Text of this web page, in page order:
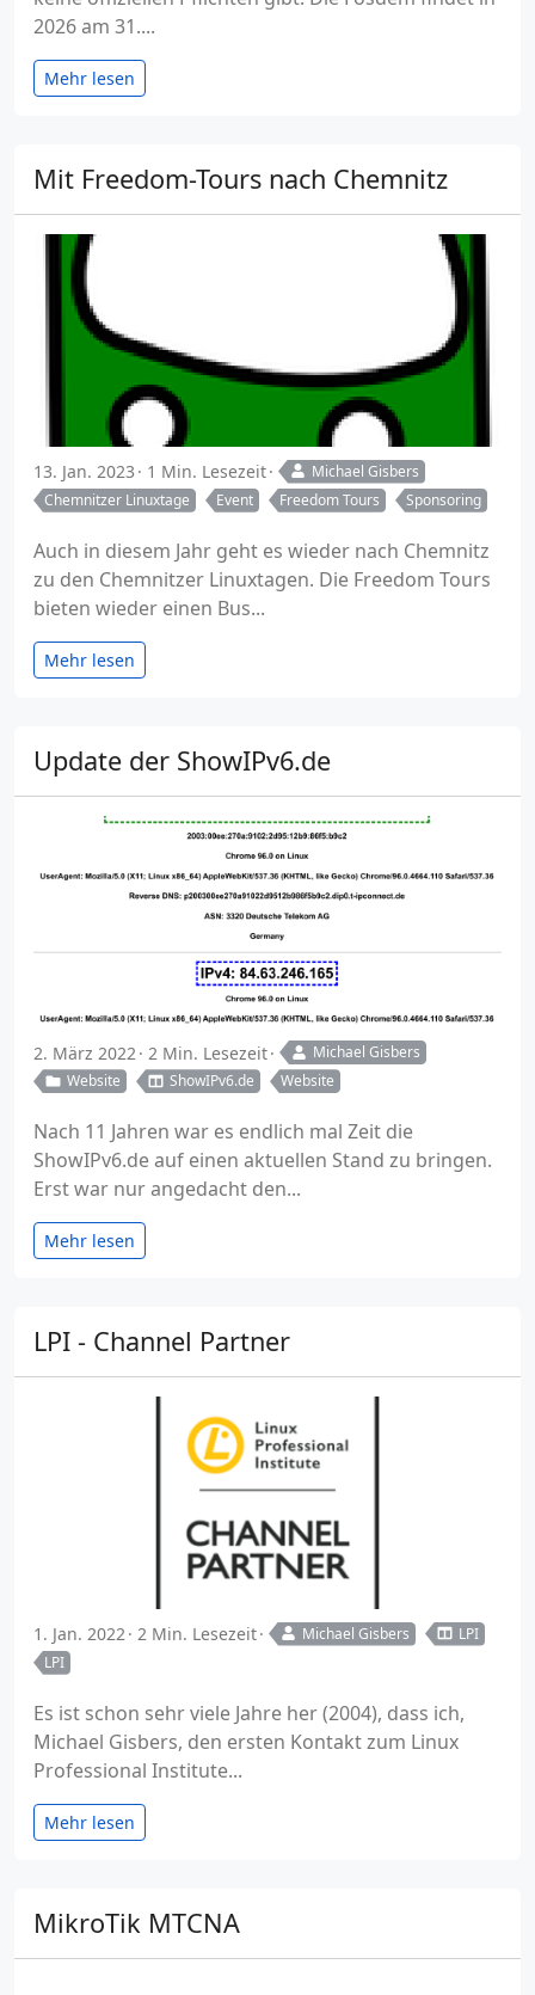
2026 am 31....
Mehr lesen
Mit Freedom-Tours nach Chemnitz
13. Jan. 2023 1 Min. Lesezeit
Michael Gisbers
Chemnitzer Linuxtage
Event Freedom Tours Sponsoring
Auch in diesem Jahr geht es wieder nach Chemnitz
zu den Chemnitzer Linuxtagen. Die Freedom Tours
bieten wieder einen Bus...
Mehr lesen
Update der ShowIPv6.de
2. März 2022 2 Min. Lesezeit
Michael Gisbers
Website
ShowIPv6.de Website
Nach 11 Jahren war es endlich mal Zeit die
ShowIPv6.de auf einen aktuellen Stand zu bringen.
Erst war nur angedacht den...
Mehr lesen
LPI - Channel Partner
1. Jan. 2022 2 Min. Lesezeit Michael Gisbers
LPI
LPI
Es ist schon sehr viele Jahre her (2004), dass ich,
Michael Gisbers, den ersten Kontakt zum Linux
Professional Institute...
Mehr lesen
MikroTik MTCNA